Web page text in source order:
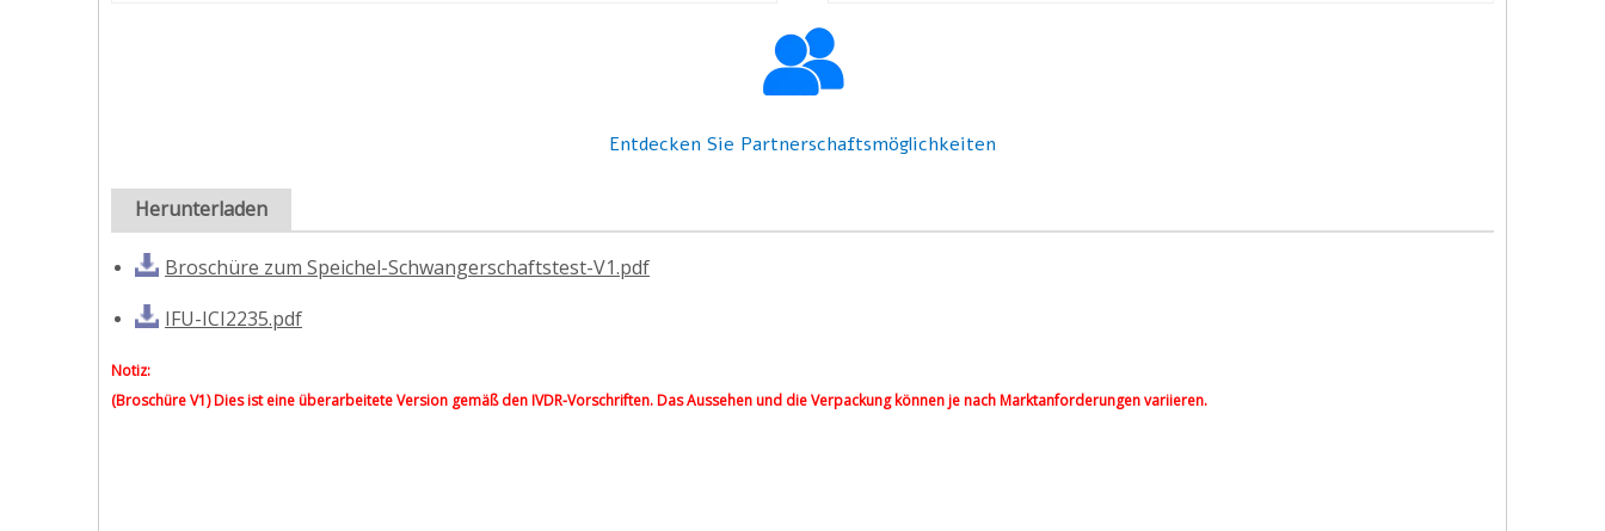
Entdecken Sie Partnerschaftsmöglichkeiten
Herunterladen
Broschüre zum Speichel-Schwangerschaftstest-V1.pdf
IFU-ICI2235.pdf
Notiz:
(Broschüre V1) Dies ist eine überarbeitete Version gemäß den IVDR-Vorschriften. Das Aussehen und die Verpackung können je nach Marktanforderungen variieren.